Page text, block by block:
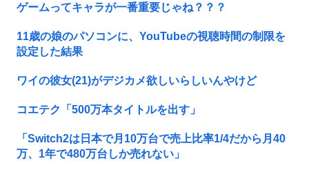
ゲームってキャラが一番重要じゃね？？？
11歳の娘のパソコンに、YouTubeの視聴時間の制限を
設定した結果
ワイの彼女(21)がデジカメ欲しいらしいんやけど
コエテク「500万本タイトルを出す」
「Switch2は日本で月10万台で売上比率1/4だから月40
万、1年で480万台しか売れない」